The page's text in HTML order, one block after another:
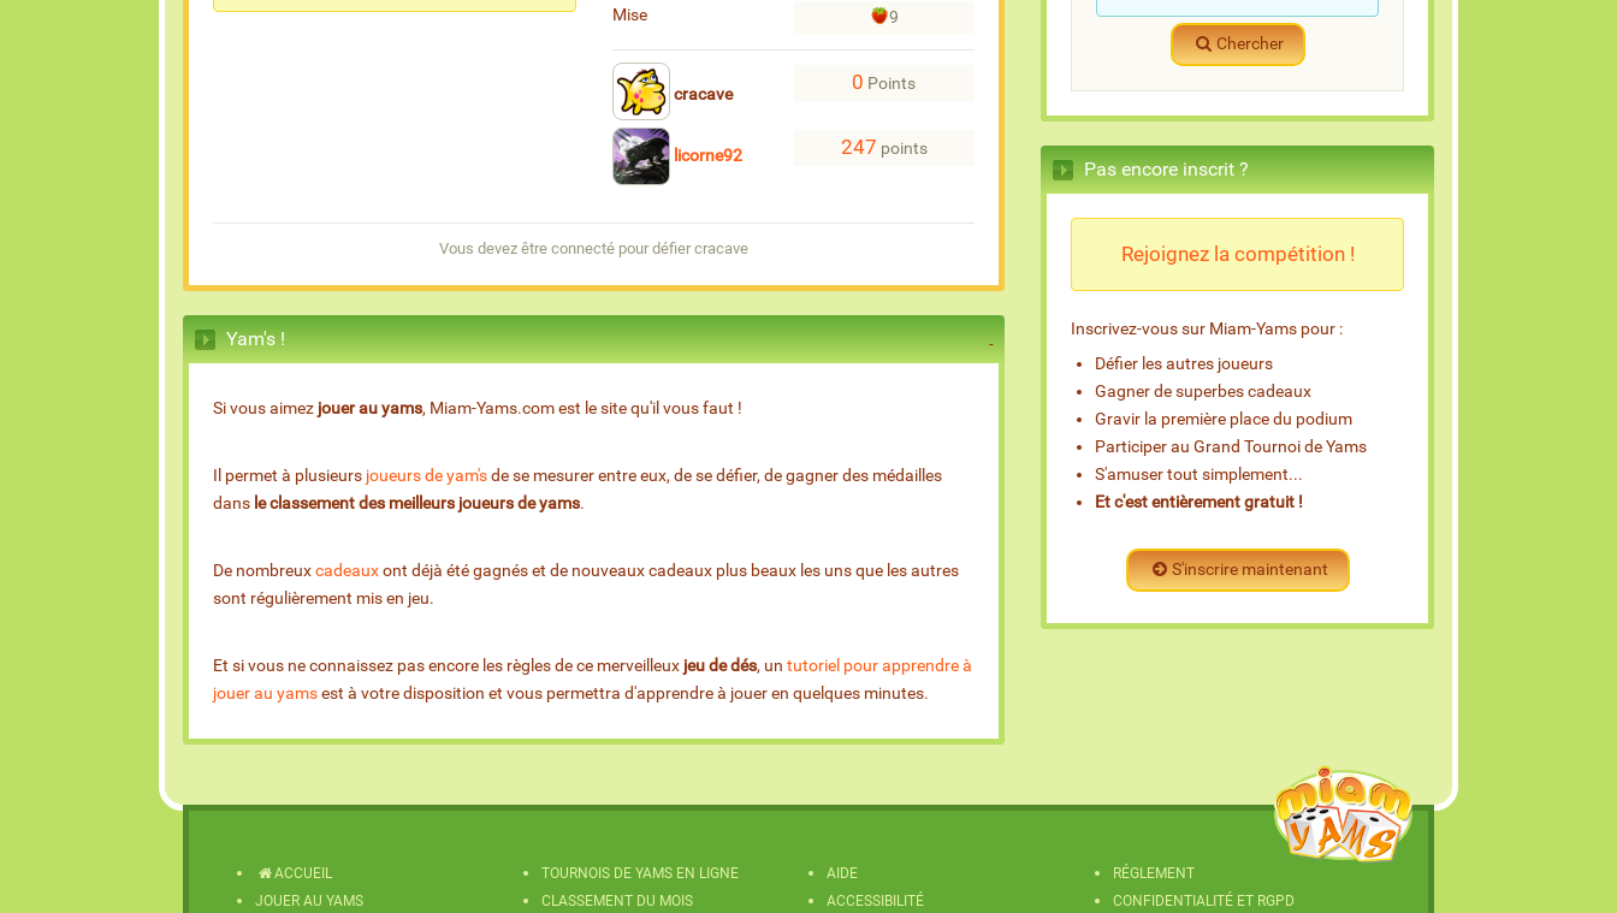
Mise 9
cracave
0 Points
licorne92 247 points
Vous devez être connecté pour défier cracave
Yam's !
Si vous aimez jouer au yams, Miam-Yams.com est le site qu'il vous faut !
Il permet à plusieurs joueurs de yam'sde se mesurer entre eux, de se défier, de gagner des médailles
dans le classement des meilleurs joueurs de yams.
De nombreuxcadeauxont déjà été gagnés et de nouveaux cadeaux plus beaux les uns que les autres
sont régulièrement mis en jeu.
Et si vous ne connaissez pas encore les règles de ce merveilleux jeu de dés, un tutoriel pour apprendre à
jouer au yamsest à votre disposition et vous permettra d'apprendre à jouer en quelques minutes.
Chercher
Pas encore inscrit ?
Rejoignez la compétition !
Inscrivez-vous sur Miam-Yams pour :
Défier les autres joueurs
Gagner de superbes cadeaux
Gravir la première place du podium
Participer au Grand Tournoi de Yams
S'amuser tout simplement...
Et c'est entièrement gratuit !
S'inscrire maintenant
ACCUEIL
JOUER AU YAMS
TOURNOIS DE YAMS EN LIGNE
CLASSEMENT DU MOIS
AIDE
ACCESSIBILITÉ
RÉGLEMENT
CONFIDENTIALITÉ ET RGPD